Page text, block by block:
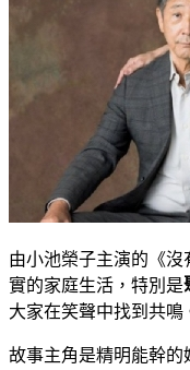
由小池榮子主演的《
實的家庭生活，特別是
大家在笑聲中找到共鳴
故事主角是精明能幹